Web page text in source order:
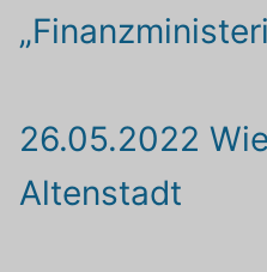
26.05.2022
Altenstadt